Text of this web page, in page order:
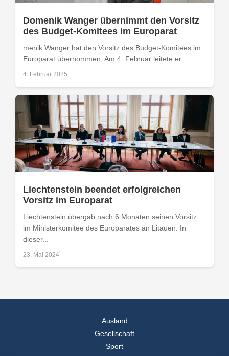
Domenik Wanger übernimmt den Vorsitz
des Budget-Komitees im Europarat
menik Wanger hat den Vorsitz des Budget-Komitees im
Europarat übernommen. Am 4. Februar leitete er...
4. Februar 2025
Liechtenstein beendet erfolgreichen
Vorsitz im Europarat
Liechtenstein übergab nach 6 Monaten seinen Vorsitz
im Ministerkomitee des Europarates an Litauen. In
dieser...
23. Mai 2024
Ausland
Gesellschaft
Sport